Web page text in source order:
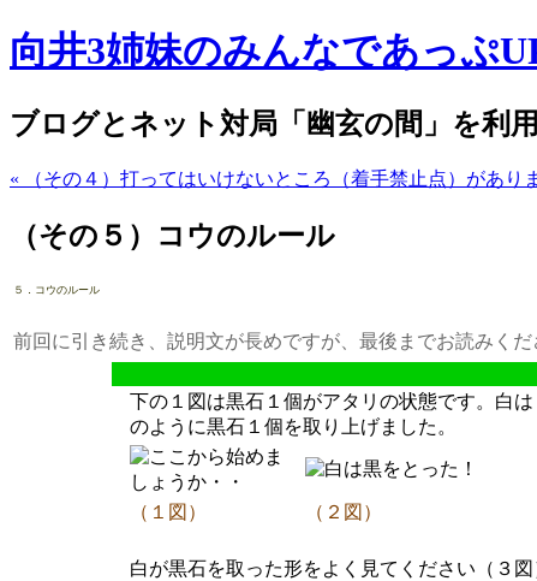
向井3姉妹のみんなであっぷ
ブログとネット対局「幽玄の間」を利
« （その４）打ってはいけないところ（着手禁止点）があり
（その５）コウのルール
５．コウのルール
前回に引き続き、説明文が長めですが、最後までお読みくだ
下の１図は黒石１個がアタリの状態です。白は
のように黒石１個を取り上げました。
（１図） （２図）
白が黒石を取った形をよく見てください（３図